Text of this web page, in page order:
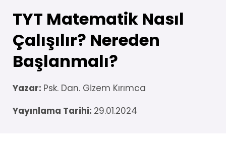
TYT Matematik Nasıl
Çalışılır? Nereden
Başlanmalı?
Yazar: Psk. Dan. Gizem Kırımca
Yayınlama Tarihi: 29.01.2024